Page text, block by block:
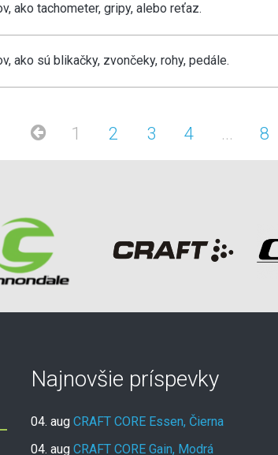
ako tachometer, gripy, alebo reťaz.
ako sú blikačky, zvončeky, rohy, pedále.
1 2 3 4 ... 8
Najnovšie príspevky
04. aug CRAFT CORE Essen, Čierna
04. aug CRAFT CORE Gain, Modrá